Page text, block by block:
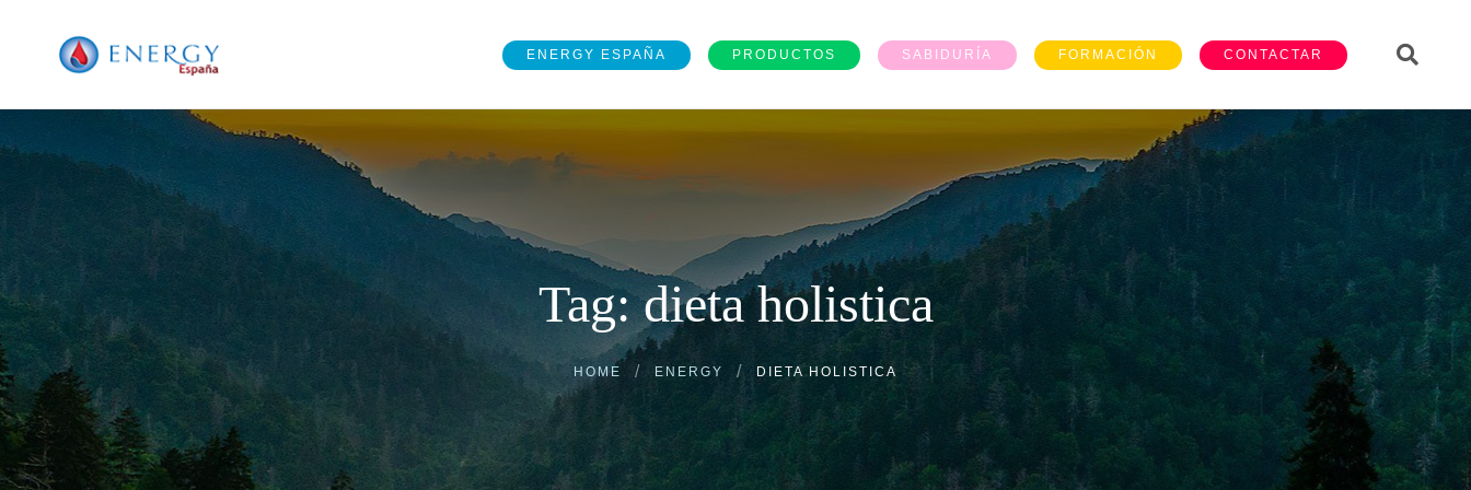
ENERGY ESPAÑA PRODUCTOS SABIDURÍA FORMACIÓN CONTACTAR
Tag: dieta holistica
HOME ENERGY DIETA HOLISTICA